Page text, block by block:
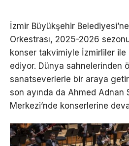
İzmir Büyükşehir
Orkestrası, 2025-2026
konser takvimiyle İzmirliler
ediyor. Dünya sahnelerinden
sanatseverlerle bir araya
son ayında da Ahmed Adnan
Merkezi’nde konserlerine